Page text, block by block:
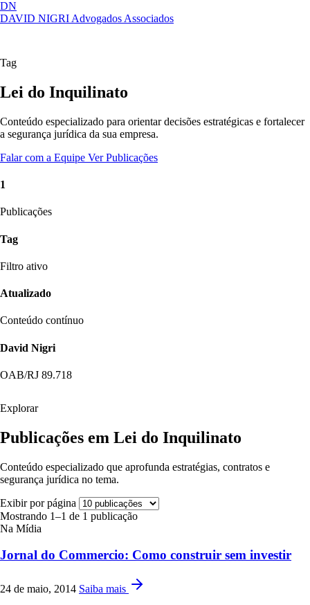
DN
DAVID NIGRI Advogados Associados
Artigos, sentenças, áreas de atuação,
Tag
Lei do Inquilinato
Conteúdo especializado para orientar decisões estratégicas e fortalecer
a segurança jurídica da sua empresa.
Falar com a Equipe Ver Publicações
1
Publicações
Tag
Filtro ativo
Atualizado
Conteúdo contínuo
David Nigri
OAB/RJ 89.718
Explorar
Publicações em Lei do Inquilinato
Conteúdo especializado que aprofunda estratégias, contratos e
segurança jurídica no tema.
Exibir por página
Mostrando 1–1 de 1 publicação
Na Mídia
Jornal do Commercio: Como construir sem investir
24 de maio, 2014 Saiba mais